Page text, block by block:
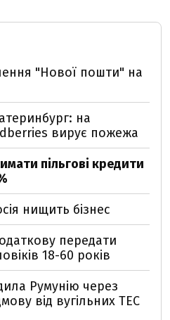
"Нової пошти" на
на
вирує пожежа
пільгові кредити
нищить бізнес
передати
18-60 років
Румунію через
від вугільних ТЕС